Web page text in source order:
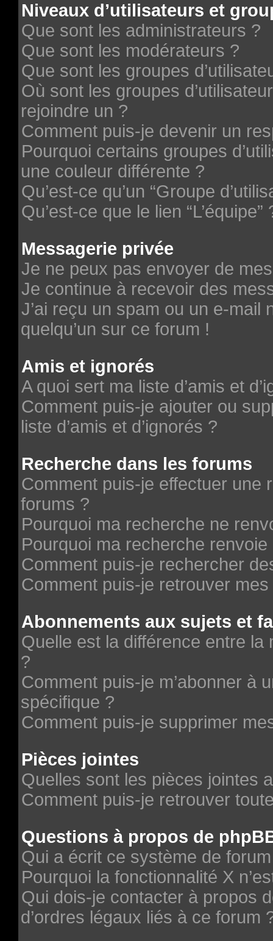
Niveaux d’utilisateurs et
Que sont les administrateurs ?
Que sont les modérateurs ?
Que sont les groupes
Où sont les groupes
rejoindre un ?
Comment puis-je devenir un
Pourquoi certains groupes
une couleur différente ?
Qu’est-ce qu’un “Groupe
Qu’est-ce que le lien “L’équipe”
Messagerie privée
Je ne peux pas envoyer de
Je continue à recevoir des
J’ai reçu un spam ou un e-mail
quelqu’un sur ce forum !
Amis et ignorés
A quoi sert ma liste d’amis et
Comment puis-je ajouter ou
liste d’amis et d’ignorés ?
Recherche dans les forums
Comment puis-je effectuer une
forums ?
Pourquoi ma recherche ne
Pourquoi ma recherche
Comment puis-je rechercher
Comment puis-je retrouver
Abonnements aux sujets et
Quelle est la différence entre la
?
Comment puis-je m’abonner à
spécifique ?
Comment puis-je supprimer
Pièces jointes
Quelles sont les pièces jointes
Comment puis-je retrouver
Questions à propos de
Qui a écrit ce système de
Pourquoi la fonctionnalité X
Qui dois-je contacter à propos
d’ordres légaux liés à ce forum